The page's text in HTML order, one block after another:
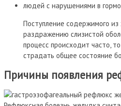
людей с нарушениями в
Поступление содержимого
раздражению слизистой
процесс происходит часто,
страдать общее состояние
Причины появления